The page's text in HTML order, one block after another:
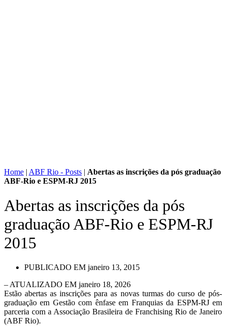
Home | ABF Rio - Posts | Abertas as inscrições da pós graduação
ABF-Rio e ESPM-RJ 2015
Abertas as inscrições da pós
graduação ABF-Rio e ESPM-RJ
2015
PUBLICADO EM janeiro 13, 2015
– ATUALIZADO EM janeiro 18, 2026
Estão abertas as inscrições para as novas turmas do curso de pós-
graduação em Gestão com ênfase em Franquias da ESPM-RJ em
parceria com a Associação Brasileira de Franchising Rio de Janeiro
(ABF Rio).